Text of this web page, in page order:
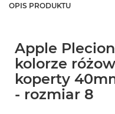
OPIS PRODUKTU
Apple
kolorze
koperty
- rozmiar 8